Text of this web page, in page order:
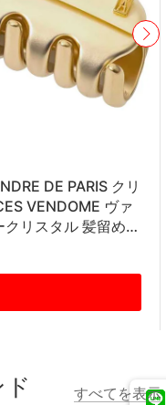
DE PARIS クリ
VENDOME ヴァ
リスタル 髪留め
すべてを表示